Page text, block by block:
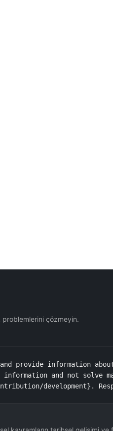
problemlerini çözmeyin.
provide information
and not solve
development}.